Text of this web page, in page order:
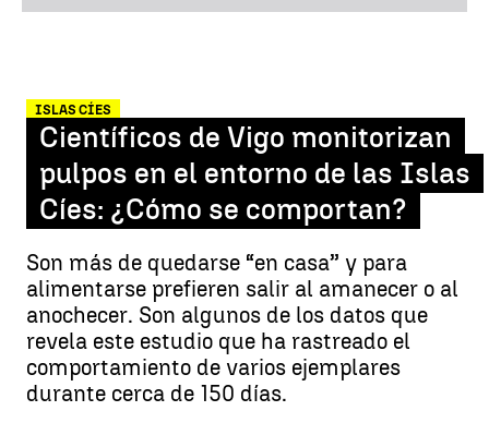
ISLAS CÍES
Científicos de Vigo monitorizan
pulpos en el entorno de las Islas
Cíes: ¿Cómo se comportan?
Son más de quedarse “en casa” y para
alimentarse prefieren salir al amanecer o al
anochecer. Son algunos de los datos que
revela este estudio que ha rastreado el
comportamiento de varios ejemplares
durante cerca de 150 días.